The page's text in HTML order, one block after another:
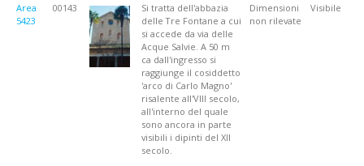
Area
5423
00143
Si tratta dell'abbazia
delle Tre Fontane a cui
si accede da via delle
Acque Salvie. A 50 m
ca dall'ingresso si
raggiunge il cosiddetto
'arco di Carlo Magno'
risalente all'VIII secolo,
all'interno del quale
sono ancora in parte
visibili i dipinti del XII
secolo.
Dimensioni
non rilevate
Visibile